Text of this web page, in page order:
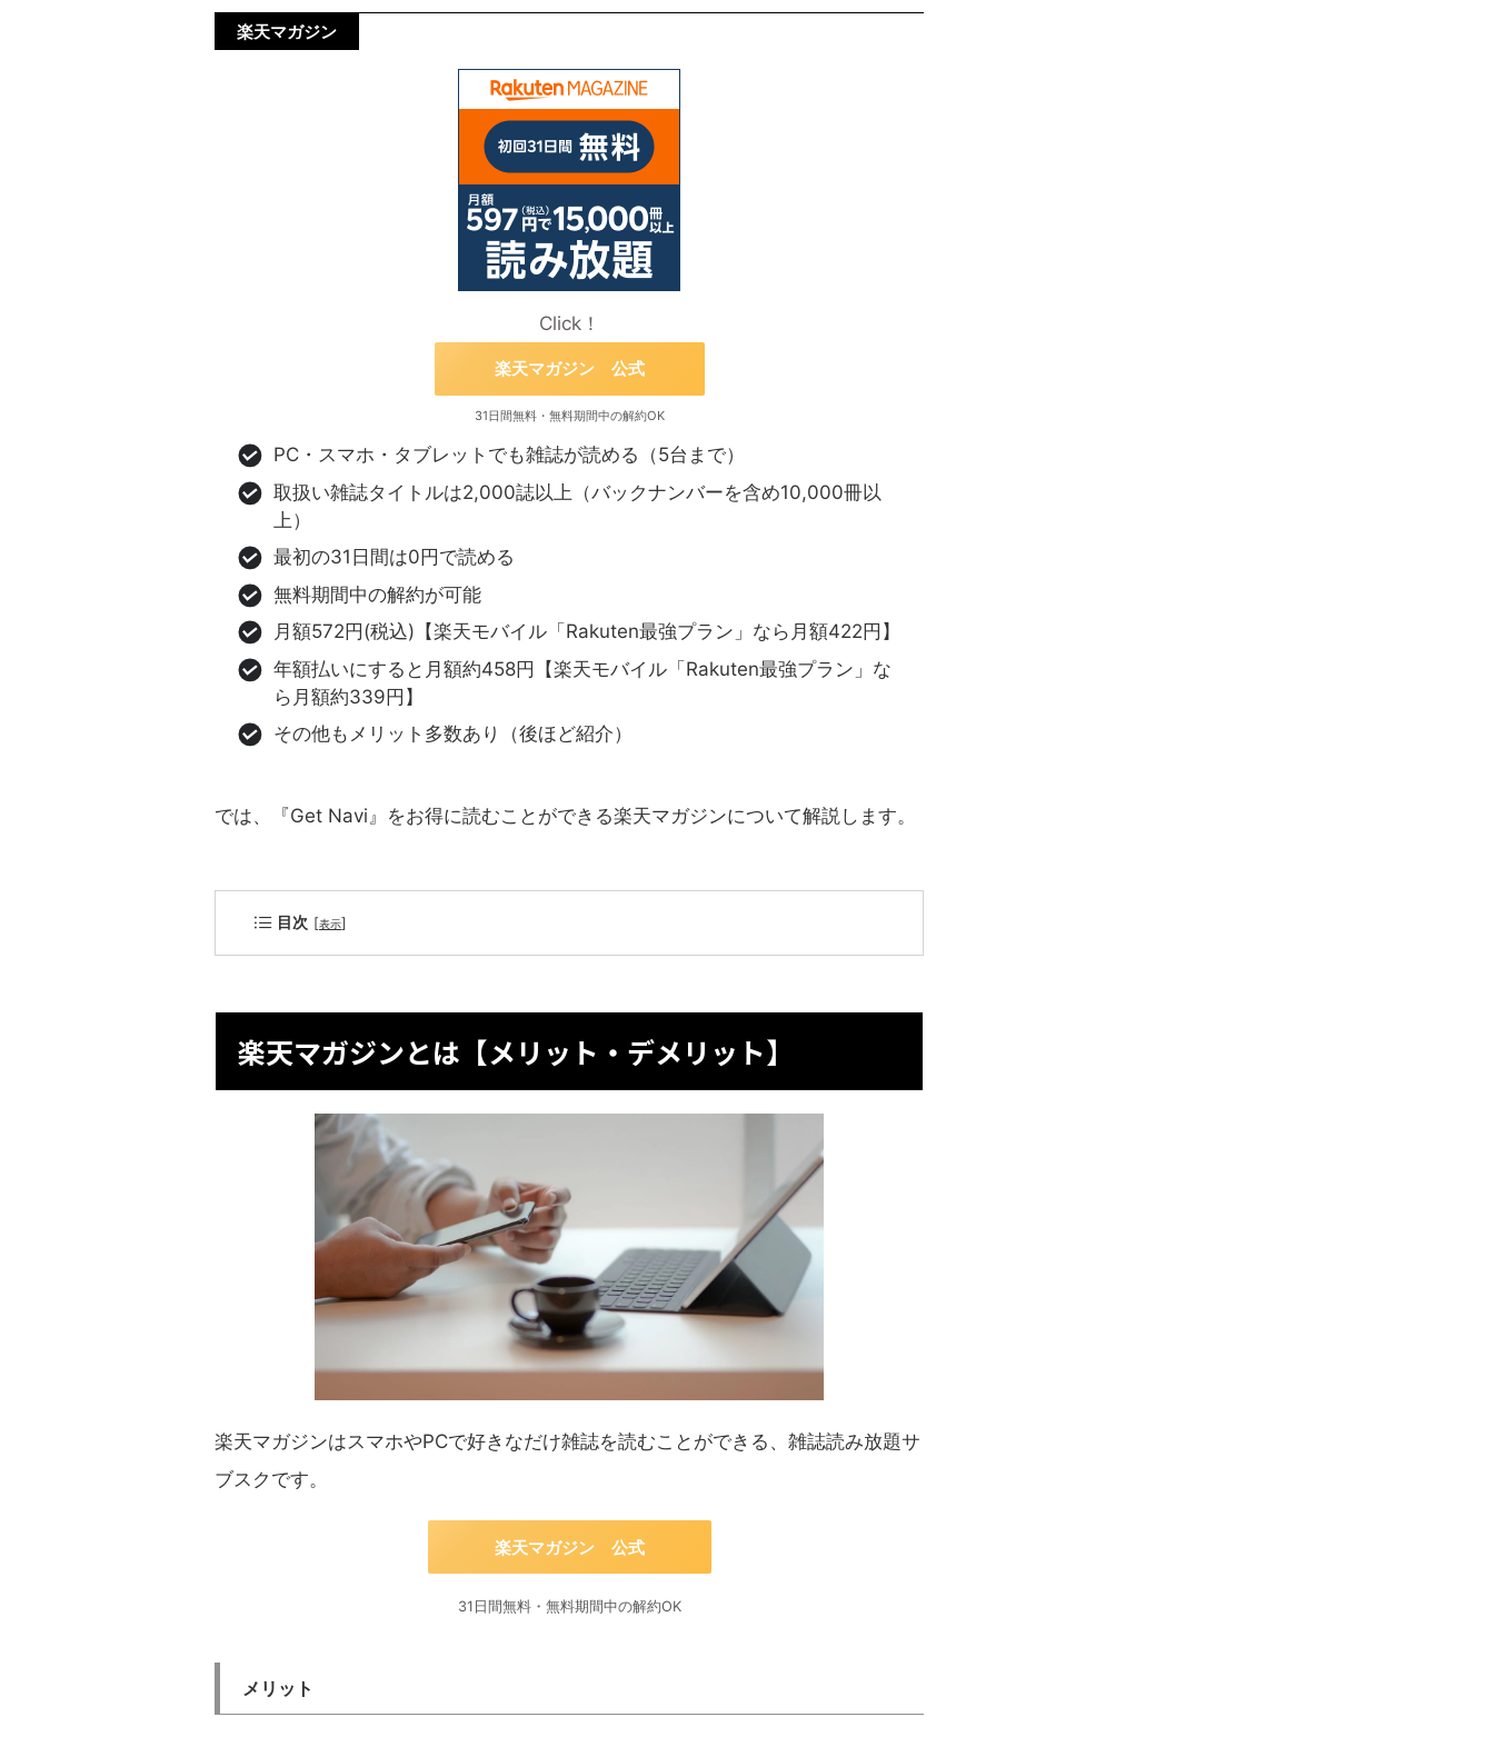
楽天マガジン
Click！
楽天マガジン 公式
31日間無料・無料期間中の解約OK
PC・スマホ・タブレットでも雑誌が読める（5台まで）
取扱い雑誌タイトルは2,000誌以上（バックナンバーを含め10,000冊以
上）
最初の31日間は0円で読める
無料期間中の解約が可能
月額572円(税込)【楽天モバイル「Rakuten最強プラン」なら月額422円】
年額払いにすると月額約458円【楽天モバイル「Rakuten最強プラン」な
ら月額約339円】
その他もメリット多数あり（後ほど紹介）
では、『Get Navi』をお得に読むことができる楽天マガジンについて解説します。
目次 [表示]
楽天マガジンとは【メリット・デメリット】
楽天マガジンはスマホやPCで好きなだけ雑誌を読むことができる、雑誌読み放題サ
ブスクです。
楽天マガジン 公式
31日間無料・無料期間中の解約OK
メリット